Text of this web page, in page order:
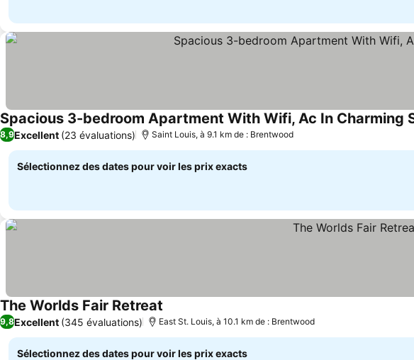
Spacious 3-bedroom Apartment With Wifi, Ac In Charming
8,9Excellent (23 évaluations) Saint Louis, à 9.1 km de : Brentwood
Sélectionnez des dates pour voir les prix exacts
The Worlds Fair Retreat
9,8Excellent (345 évaluations) East St. Louis, à 10.1 km de : Brentwood
Sélectionnez des dates pour voir les prix exacts